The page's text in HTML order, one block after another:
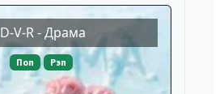
D-V-R - Драма
Поп Рэп